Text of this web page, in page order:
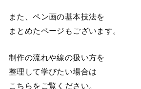
また、ペン画の基本技法を
まとめたページもございます。
制作の流れや線の扱い方を
整理して学びたい場合は
こちらをご覧ください。